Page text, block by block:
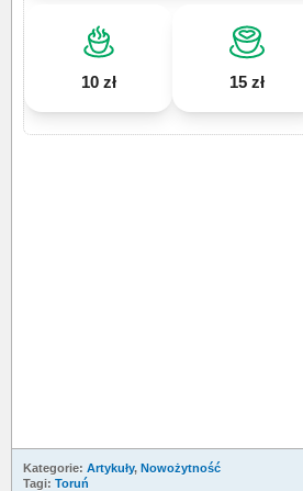
10 zł 15 zł
Kategorie: Artykuły, Nowożytność
Tagi: Toruń